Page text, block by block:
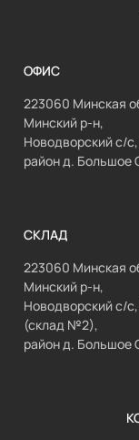
ОФИС
223060 Минская
Минский р-н,
Новодворский с/
район д. Большое
СКЛАД
223060 Минская
Минский р-н,
Новодворский с/
(склад №2),
район д. Большое